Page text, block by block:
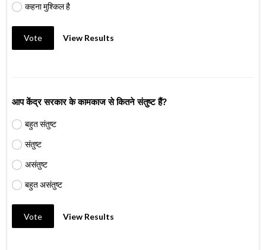
कहना मुश्किल है
Vote View Results
आप केंद्र सरकार के कामकाज से कितने संतुष्ट हैं?
बहुत संतुष्ट
संतुष्ट
असंतुष्ट
बहुत असंतुष्ट
Vote View Results